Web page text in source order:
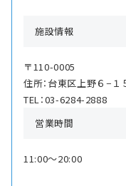
施設情報
〒110-0005
住所：台東区上野６−
TEL：03-6284-2888
営業時間
11:00〜20:00